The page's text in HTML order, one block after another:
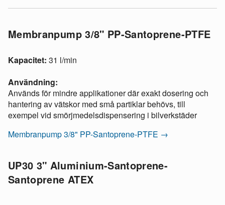
Membranpump 3/8" PP-Santoprene-PTFE
Kapacitet: 31 l/min
Användning:
Används för mindre applikationer där exakt dosering och
hantering av vätskor med små partiklar behövs, till
exempel vid smörjmedelsdispensering i bilverkstäder
Membranpump 3/8" PP-Santoprene-PTFE →
UP30 3" Aluminium-Santoprene-
Santoprene ATEX